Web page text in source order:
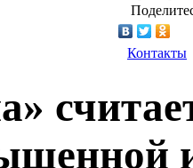
Контакты